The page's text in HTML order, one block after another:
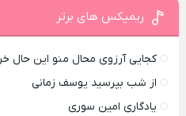
ریمیکس های برتر
کجایی آرزوی محال منو این حال
از شب بپرسید یوسف زمانی
یادگاری امین سوری